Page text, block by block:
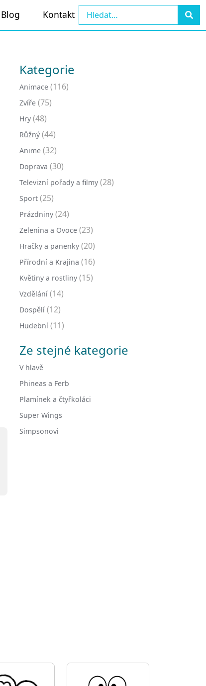
Blog Kontakt
Kategorie
Animace (116)
Zvíře (75)
Hry (48)
Růžný (44)
Anime (32)
Doprava (30)
Televizní pořady a filmy (28)
Sport (25)
Prázdniny (24)
Zelenina a Ovoce (23)
Hračky a panenky (20)
Přírodní a Krajina (16)
Květiny a rostliny (15)
Vzdělání (14)
Dospělí (12)
Hudební (11)
Ze stejné kategorie
V hlavě
Phineas a Ferb
Plamínek a čtyřkoláci
Super Wings
Simpsonovi